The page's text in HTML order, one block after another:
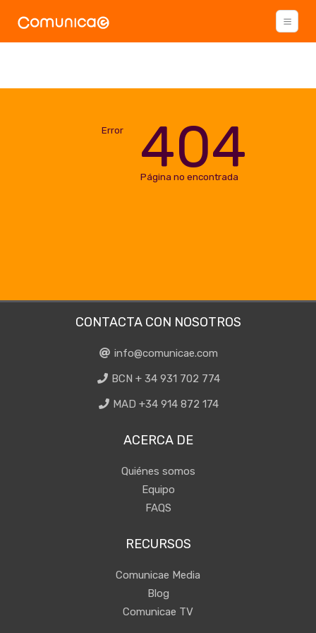
Error 404
Página no encontrada
CONTACTA CON NOSOTROS
info@comunicae.com
BCN + 34 931 702 774
MAD +34 914 872 174
ACERCA DE
Quiénes somos
Equipo
FAQS
RECURSOS
Comunicae Media
Blog
Comunicae TV